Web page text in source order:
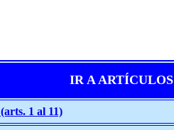
IR A ARTÍCULOS
(arts. 1 al 11)